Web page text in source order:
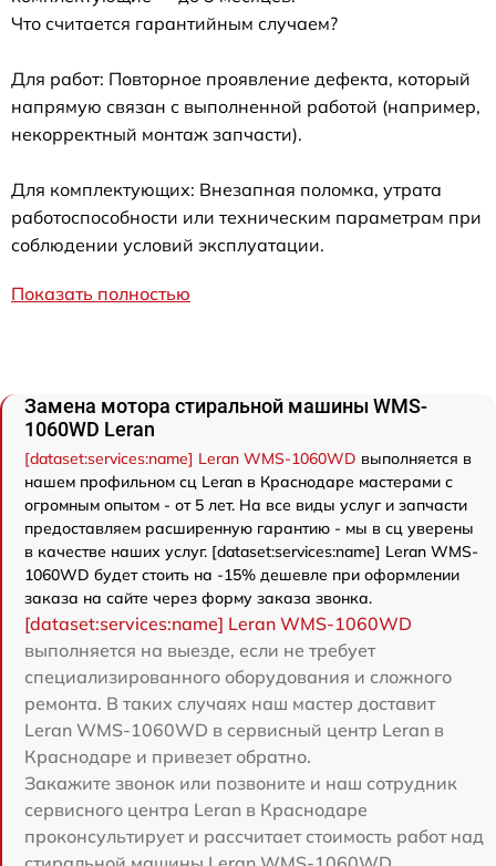
Что считается гарантийным случаем?
Для работ: Повторное проявление дефекта, который
напрямую связан с выполненной работой (например,
некорректный монтаж запчасти).
Для комплектующих: Внезапная поломка, утрата
работоспособности или техническим параметрам при
соблюдении условий эксплуатации.
Показать полностью
Замена мотора стиральной машины WMS-
1060WD Leran
[dataset:services:name] Leran WMS-1060WD выполняется в
нашем профильном сц Leran в Краснодаре мастерами с
огромным опытом - от 5 лет. На все виды услуг и запчасти
предоставляем расширенную гарантию - мы в сц уверены
в качестве наших услуг. [dataset:services:name] Leran WMS-
1060WD будет стоить на -15% дешевле при оформлении
заказа на сайте через форму заказа звонка.
[dataset:services:name] Leran WMS-1060WD
выполняется на выезде, если не требует
специализированного оборудования и сложного
ремонта. В таких случаях наш мастер доставит
Leran WMS-1060WD в сервисный центр Leran в
Краснодаре и привезет обратно.
Закажите звонок или позвоните и наш сотрудник
сервисного центра Leran в Краснодаре
проконсультирует и рассчитает стоимость работ над